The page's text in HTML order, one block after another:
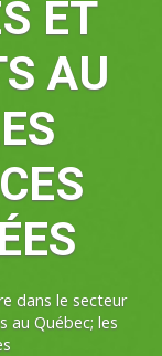
ET
AU
dans le secteur
au Québec; les